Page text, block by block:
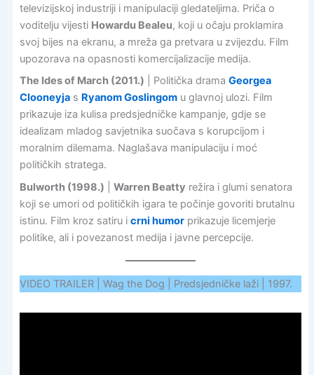
televizijskoj industriji i manipulaciji gledateljima. Priča o
voditelju vijesti Howardu Bealeu, koji u očaju proklamira
svoj bijes na ekranu, a mreža ga pretvara u zvijezdu. Film
upozorava na opasnosti komercijalizacije medija.
The Ides of March (2011.) | Politička drama Georgea
Clooneyjas Ryanom Goslingomu glavnoj ulozi. Film
prikazuje iza kulisa predsjedničke kampanje, gdje se
idealizam mladog savjetnika suočava s korupcijom i
moralnim dilemama. Naglašava manipulaciju i moć
političkih stratega.
Bulworth (1998.)
Warren Beatty režira i glumi senatora
koji se umori od političkih igara te počinje govoriti brutalnu
istinu. Film kroz satiru i crni humorprikazuje licemjerje
politike, ali i povezanost medija i javne percepcije.
VIDEO TRAILER | Wag the Dog | Predsjedničke laži | 1997.